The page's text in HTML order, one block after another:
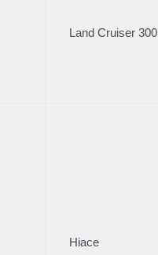
Land Cruiser 300
Hiace
2019